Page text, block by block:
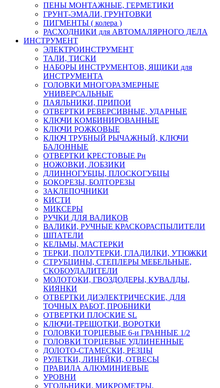
ПЕНЫ МОНТАЖНЫЕ, ГЕРМЕТИКИ
ГРУНТ-ЭМАЛИ, ГРУНТОВКИ
ПИГМЕНТЫ ( колера )
РАСХОДНИКИ для АВТОМАЛЯРНОГО ДЕЛА
ИНСТРУМЕНТ
ЭЛЕКТРОИНСТРУМЕНТ
ТАЛИ, ТИСКИ
НАБОРЫ ИНСТРУМЕНТОВ, ЯЩИКИ для
ИНСТРУМЕНТА
ГОЛОВКИ МНОГОРАЗМЕРНЫЕ
УНИВЕРСАЛЬНЫЕ
ПАЯЛЬНИКИ, ПРИПОИ
ОТВЕРТКИ РЕВЕРСИВНЫЕ, УДАРНЫЕ
КЛЮЧИ КОМБИНИРОВАННЫЕ
КЛЮЧИ РОЖКОВЫЕ
КЛЮЧ ТРУБНЫЙ РЫЧАЖНЫЙ, КЛЮЧИ
БАЛОННЫЕ
ОТВЕРТКИ КРЕСТОВЫЕ Рн
НОЖОВКИ, ЛОБЗИКИ
ДЛИННОГУБЦЫ, ПЛОСКОГУБЦЫ
БОКОРЕЗЫ, БОЛТОРЕЗЫ
ЗАКЛЕПОЧНИКИ
КИСТИ
МИКСЕРЫ
РУЧКИ ДЛЯ ВАЛИКОВ
ВАЛИКИ, РУЧНЫЕ КРАСКОРАСПЫЛИТЕЛИ
ШПАТЕЛИ
КЕЛЬМЫ, МАСТЕРКИ
ТЕРКИ, ПОЛУТЕРКИ, ГЛАДИЛКИ, УТЮЖКИ
СТРУБЦИНЫ, СТЕПЛЕРЫ МЕБЕЛЬНЫЕ,
СКОБОУДАЛИТЕЛИ
МОЛОТОКИ, ГВОЗДОДЕРЫ, КУВАЛДЫ,
КИЯНКИ
ОТВЕРТКИ ДИЭЛЕКТРИЧЕСКИЕ, ДЛЯ
ТОЧНЫХ РАБОТ, ПРОБНИКИ
ОТВЕРТКИ ПЛОСКИЕ SL
КЛЮЧИ-ТРЕЩОТКИ, ВОРОТКИ
ГОЛОВКИ ТОРЦЕВЫЕ 6-и ГРАННЫЕ 1/2
ГОЛОВКИ ТОРЦЕВЫЕ УДЛИНЕННЫЕ
ДОЛОТО-СТАМЕСКИ, РЕЗЦЫ
РУЛЕТКИ, ЛИНЕЙКИ, ОТВЕСЫ
ПРАВИЛА АЛЮМИНИЕВЫЕ
УРОВНИ
УГОЛЬНИКИ, МИКРОМЕТРЫ,